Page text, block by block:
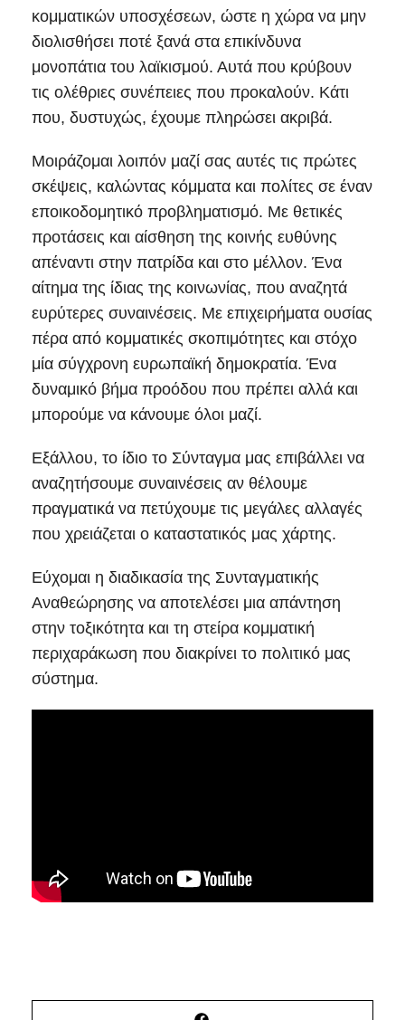
κομματικών υποσχέσεων, ώστε η χώρα να μην
διολισθήσει ποτέ ξανά στα επικίνδυνα
μονοπάτια του λαϊκισμού. Αυτά που κρύβουν
τις ολέθριες συνέπειες που προκαλούν. Κάτι
που, δυστυχώς, έχουμε πληρώσει ακριβά.
Μοιράζομαι λοιπόν μαζί σας αυτές τις πρώτες
σκέψεις, καλώντας κόμματα και πολίτες σε έναν
εποικοδομητικό προβληματισμό. Με θετικές
προτάσεις και αίσθηση της κοινής ευθύνης
απέναντι στην πατρίδα και στο μέλλον. Ένα
αίτημα της ίδιας της κοινωνίας, που αναζητά
ευρύτερες συναινέσεις. Με επιχειρήματα ουσίας
πέρα από κομματικές σκοπιμότητες και στόχο
μία σύγχρονη ευρωπαϊκή δημοκρατία. Ένα
δυναμικό βήμα προόδου που πρέπει αλλά και
μπορούμε να κάνουμε όλοι μαζί.
Εξάλλου, το ίδιο το Σύνταγμα μας επιβάλλει να
αναζητήσουμε συναινέσεις αν θέλουμε
πραγματικά να πετύχουμε τις μεγάλες αλλαγές
που χρειάζεται ο καταστατικός μας χάρτης.
Εύχομαι η διαδικασία της Συνταγματικής
Αναθεώρησης να αποτελέσει μια απάντηση
στην τοξικότητα και τη στείρα κομματική
περιχαράκωση που διακρίνει το πολιτικό μας
σύστημα.